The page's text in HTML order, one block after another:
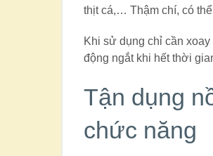
thịt cá,… Thậm chí, có
Khi sử dụng chỉ cần
động ngắt khi hết thời
Tận dụng
chức năng